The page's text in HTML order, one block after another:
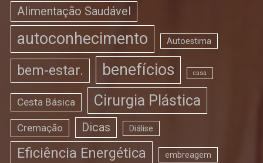
Alimentação Saudável
autoconhecimento Autoestima
bem-estar. benefícios casa
Cesta Básica Cirurgia Plástica
Cremação Dicas Diálise
Eficiência Energética embreagem